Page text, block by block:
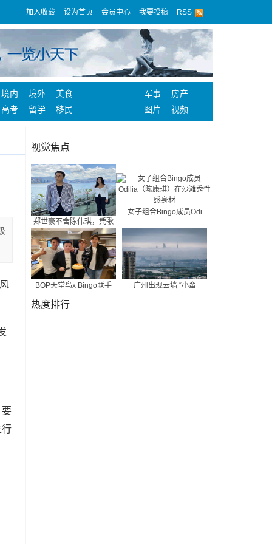
加入收藏 设为首页 会员中心 我要投稿 RSS
境内 境外
美食
高考
留学 移民
军事
房产
图片
视频
行
视觉焦点
郑世豪不舍陈伟琪，凭歌
女子组合Bingo成员Odi
BOP天堂鸟x Bingo联手 广州出现云墙 “小蛮
热度排行